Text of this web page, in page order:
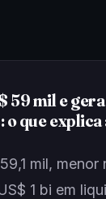
59 mil e gera
o que explica
mil, menor
1 bi em